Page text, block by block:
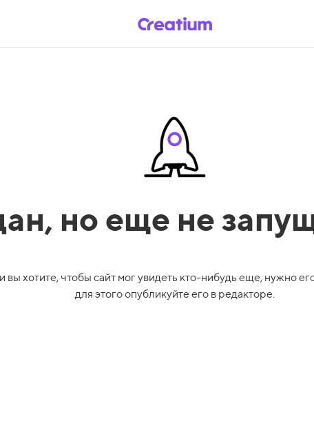
но еще не
вы хотите, чтобы сайт мог увидеть кто-нибудь еще, нужно
для этого опубликуйте его в редакторе.